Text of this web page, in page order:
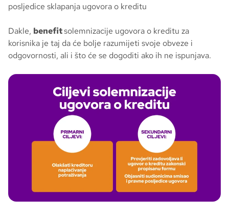
posljedice sklapanja ugovora o kreditu
Dakle, benefitsolemnizacije ugovora o kreditu za
korisnika je taj da će bolje razumijeti svoje obveze i
odgovornosti, ali i što će se dogoditi ako ih ne ispunjava.